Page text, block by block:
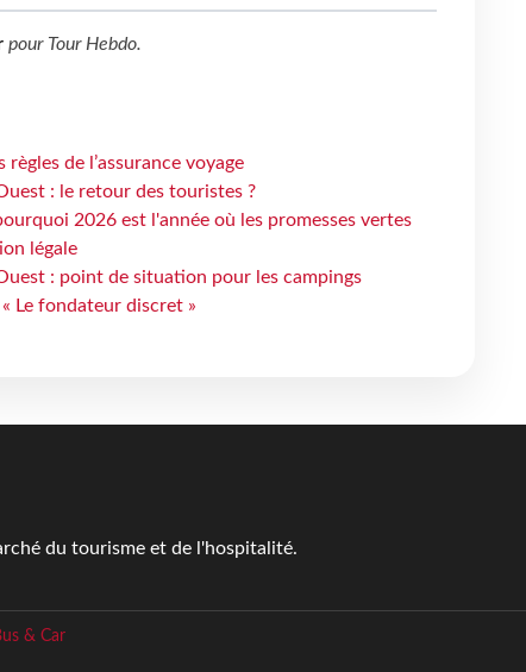
pour Tour Hebdo.
de l’assurance voyage
: le retour des touristes ?
2026 est l'année où les promesses vertes
légale
: point de situation pour les campings
Le fondateur discret »
du tourisme et de l'hospitalité.
& Car